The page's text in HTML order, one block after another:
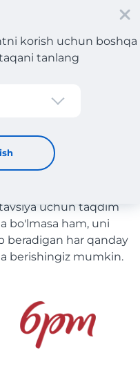
korish uchun boshqa
tanlang
yetkazib
uchun taqdim
bo'lmasa ham, uni
beradigan har qanday
berishingiz mumkin.